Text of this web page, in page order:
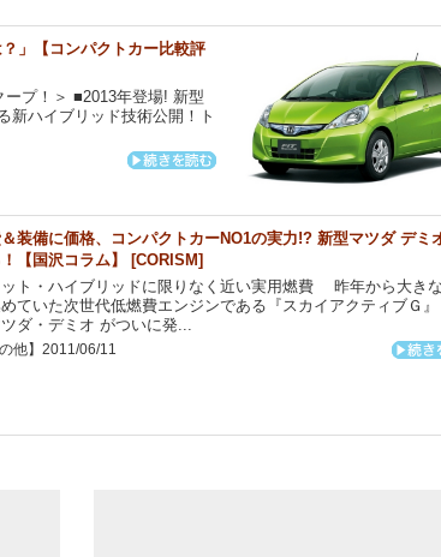
」【コンパクトカー比較評
プ！＞ ■2013年登場! 新型
新ハイブリッド技術公開！ト
装備に価格、コンパクトカーNO1の実力!? 新型マツダ デミ
【国沢コラム】 [CORISM]
ット・ハイブリッドに限りなく近い実用燃費 昨年から大き
ていた次世代低燃費エンジンである『スカイアクティブＧ
ダ・デミオ がついに発...
の他】2011/06/11